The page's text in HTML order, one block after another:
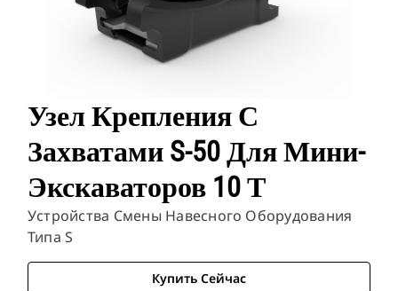
Узел Крепления С
Захватами S-50 Для Мини-
Экскаваторов 10 Т
Устройства Смены Навесного Оборудования
Типа S
Купить Сейчас